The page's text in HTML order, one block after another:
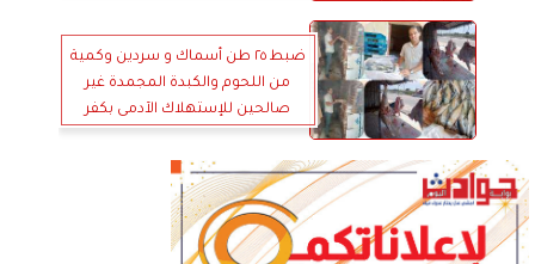
ضبط ٢٥ طن أسماك و سردين وكمية
من اللحوم والكبدة المجمدة غير
صالحين للإستهلاك الآدمى بكفر